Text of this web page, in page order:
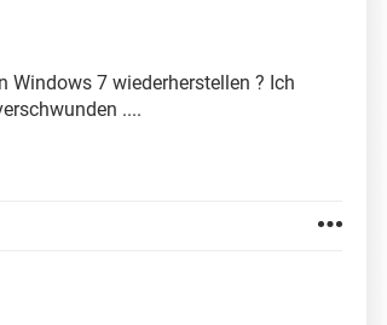
7 wiederherstellen ? Ich
....